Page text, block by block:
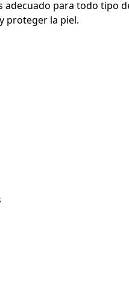
para todo tipo
proteger la piel.